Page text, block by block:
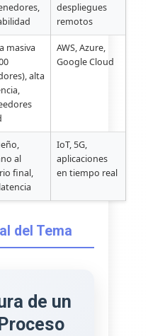
despliegues
remotos
masiva
alta
AWS, Azure,
Google Cloud
al
final,
IoT, 5G,
aplicaciones
en tiempo real
del Tema
de un